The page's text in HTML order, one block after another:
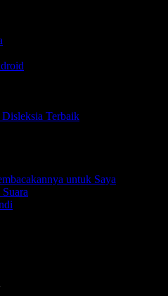
Terbaik
untuk Saya